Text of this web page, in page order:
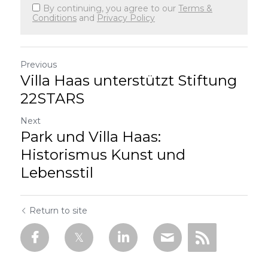
By continuing, you agree to our Terms &
Conditions and Privacy Policy
Previous
Villa Haas unterstützt Stiftung
22STARS
Next
Park und Villa Haas:
Historismus Kunst und
Lebensstil
Return to site